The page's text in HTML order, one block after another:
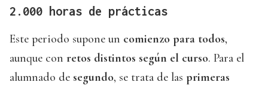
2.000 horas de prácticas
Este periodo supone un comienzo para todos,
aunque con retos distintos según el curso. Para el
alumnado de segundo, se trata de las primeras